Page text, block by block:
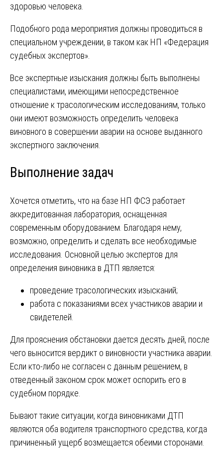
здоровью человека.
Подобного рода мероприятия должны проводиться в
специальном учреждении, в таком как НП «Федерация
судебных экспертов».
Все экспертные изыскания должны быть выполнены
специалистами, имеющими непосредственное
отношение к трасологическим исследованиям, только
они имеют возможность определить человека
виновного в совершении аварии на основе выданного
экспертного заключения.
Выполнение задач
Хочется отметить, что на базе НП ФСЭ работает
аккредитованная лаборатория, оснащенная
современным оборудованием. Благодаря нему,
возможно, определить и сделать все необходимые
исследования. Основной целью экспертов для
определения виновника в ДТП является:
проведение трасологических изысканий;
работа с показаниями всех участников аварии и
свидетелей.
Для прояснения обстановки дается десять дней, после
чего выносится вердикт о виновности участника аварии.
Если кто-либо не согласен с данным решением, в
отведенный законом срок может оспорить его в
судебном порядке.
Бывают такие ситуации, когда виновниками ДТП
являются оба водителя транспортного средства, когда
причиненный ущерб возмещается обеими сторонами.